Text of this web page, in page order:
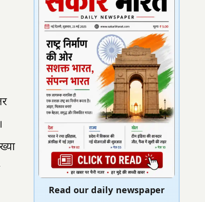
Read our daily newspaper